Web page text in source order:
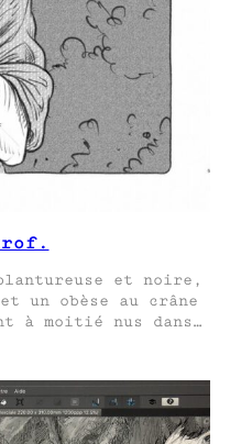
et noire,
un obèse au crâne
à moitié nus dans…